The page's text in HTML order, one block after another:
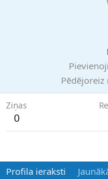
Pēdējoreiz
Ziņas
0
Profila ieraksti